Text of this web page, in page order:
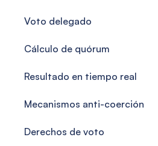
Voto delegado
Cálculo de quórum
Resultado en tiempo real
Mecanismos anti-coerción
Derechos de voto